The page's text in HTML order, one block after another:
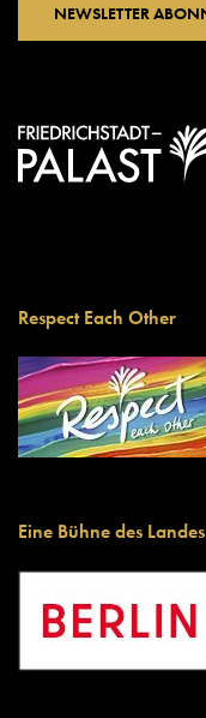
NEWSLETTER
Respect Each Other
Eine Bühne des